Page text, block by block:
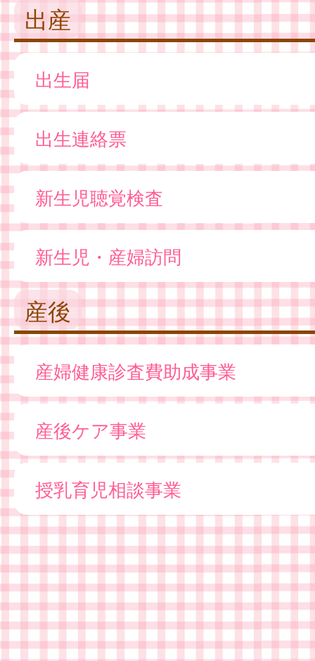
出産
出生届
出生連絡票
新生児聴覚検査
新生児・産婦訪問
産後
産婦健康診査費助成事業
産後ケア事業
授乳育児相談事業